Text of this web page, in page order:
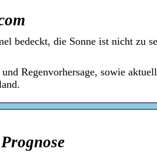
bedeckt, die Sonne ist nicht zu
Regenvorhersage, sowie